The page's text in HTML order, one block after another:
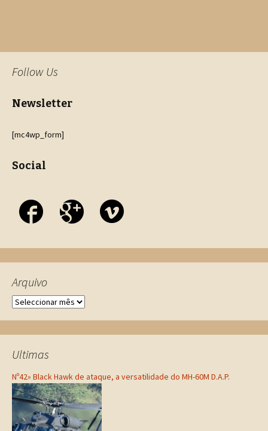
Follow Us
Newsletter
[mc4wp_form]
Social
Arquivo
Ultimas
Nº42» Black Hawk de ataque, a versatilidade do MH-60M D.A.P.